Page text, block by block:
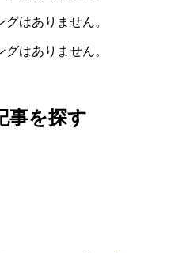
はありません。
はありません。
事を探す